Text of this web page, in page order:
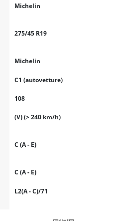
Michelin
275/45 R19
Michelin
C1 (autovetture)
108
(V) (> 240 km/h)
C (A - E)
C (A - E)
L2(A - C)/71